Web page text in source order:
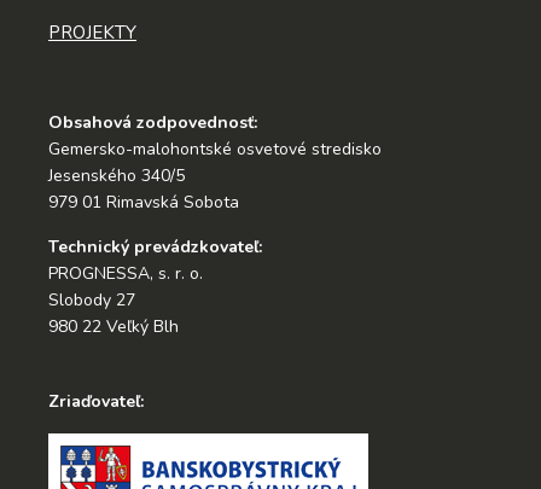
PROJEKTY
Obsahová zodpovednosť:
Gemersko-malohontské osvetové stredisko
Jesenského 340/5
979 01 Rimavská Sobota
Technický prevádzkovateľ:
PROGNESSA, s. r. o.
Slobody 27
980 22 Veľký Blh
Zriaďovateľ: